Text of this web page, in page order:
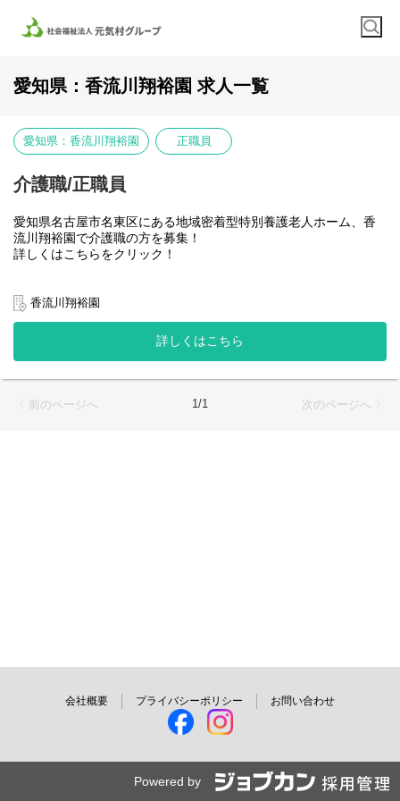
愛知県：香流川翔裕園 求人一覧
愛知県：香流川翔裕園 正職員
介護職/正職員
愛知県名古屋市名東区にある地域密着型特別養護老人ホーム、香
流川翔裕園で介護職の方を募集！
詳しくはこちらをクリック！
利用者さまの日常生活をサポートする介護業務全般をお任せしま
す。
・食事・入浴・排泄等の身体介助
・居室清掃・洗濯・買い物代行などの生活援助
・見守り・声かけ・アクティビティ企画、実施
・介護記録の作成・申し送り
・ご家族や他職種との連携、外出・通院の付き添いなど
香流川翔裕園
詳しくはこちら
〈 前のページへ 1/1 次のページへ 〉
会社概要 プライバシーポリシー お問い合わせ
Powered by